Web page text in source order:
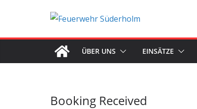
ÜBER UNS EINSÄTZE
Booking Received